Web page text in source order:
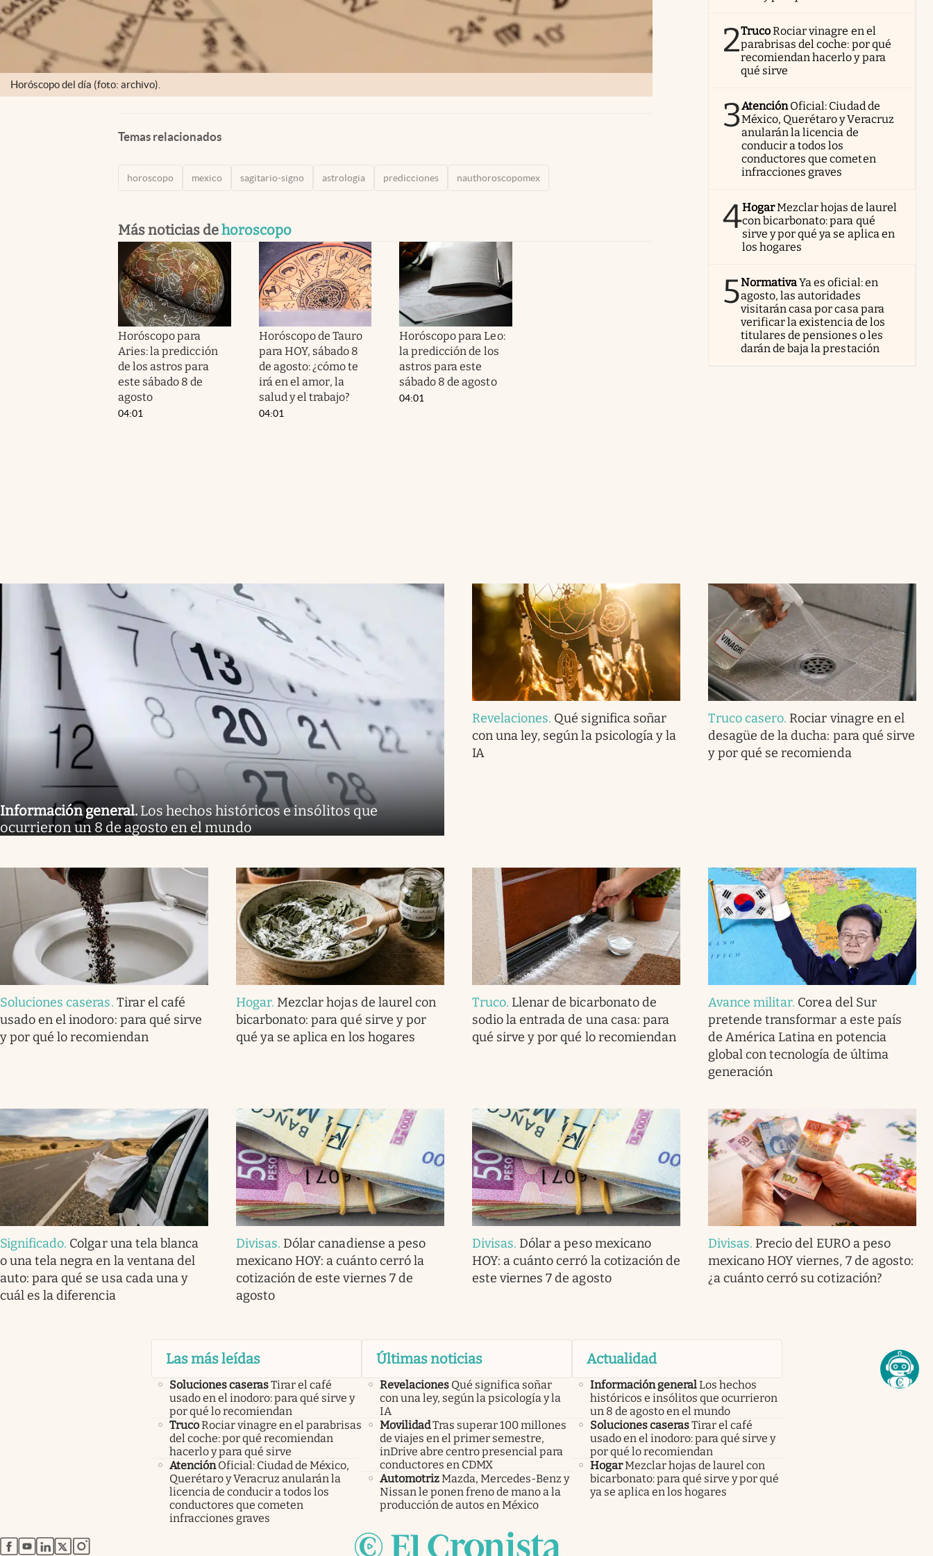
Horóscopo del día (foto: archivo).
Temas relacionados
horoscopo mexico sagitario-signo astrologia predicciones nauthoroscopomex
Más noticias dehoroscopo
Horóscopo para
Aries: la predicción
de los astros para
este sábado 8 de
agosto
04:01
Horóscopo de Tauro
para HOY, sábado 8
de agosto: ¿cómo te
irá en el amor, la
salud y el trabajo?
04:01
Horóscopo para Leo:
la predicción de los
astros para este
sábado 8 de agosto
04:01
2TrucoRociar vinagre en el
parabrisas del coche: por qué
recomiendan hacerlo y para
qué sirve
3AtenciónOficial: Ciudad de
México, Querétaro y Veracruz
anularán la licencia de
conducir a todos los
conductores que cometen
infracciones graves
4HogarMezclar hojas de laurel
con bicarbonato: para qué
sirve y por qué ya se aplica en
los hogares
5NormativaYa es oficial: en
agosto, las autoridades
visitarán casa por casa para
verificar la existencia de los
titulares de pensiones o les
darán de baja la prestación
Información general. Los hechos históricos e insólitos que
ocurrieron un 8 de agosto en el mundo
Revelaciones. Qué significa soñar
con una ley, según la psicología y la
IA
Truco casero. Rociar vinagre en el
desagüe de la ducha: para qué sirve
y por qué se recomienda
Soluciones caseras. Tirar el café
usado en el inodoro: para qué sirve
y por qué lo recomiendan
Hogar. Mezclar hojas de laurel con
bicarbonato: para qué sirve y por
qué ya se aplica en los hogares
Truco. Llenar de bicarbonato de
sodio la entrada de una casa: para
qué sirve y por qué lo recomiendan
Avance militar. Corea del Sur
pretende transformar a este país
de América Latina en potencia
global con tecnología de última
generación
Significado. Colgar una tela blanca
o una tela negra en la ventana del
auto: para qué se usa cada una y
cuál es la diferencia
Divisas. Dólar canadiense a peso
mexicano HOY: a cuánto cerró la
cotización de este viernes 7 de
agosto
Divisas. Dólar a peso mexicano
HOY: a cuánto cerró la cotización de
este viernes 7 de agosto
Divisas. Precio del EURO a peso
mexicano HOY viernes, 7 de agosto:
¿a cuánto cerró su cotización?
Las más leídas
Soluciones caserasTirar el café
usado en el inodoro: para qué sirve y
por qué lo recomiendan
TrucoRociar vinagre en el parabrisas
del coche: por qué recomiendan
hacerlo y para qué sirve
Atención Oficial: Ciudad de México,
Querétaro y Veracruz anularán la
licencia de conducir a todos los
conductores que cometen
infracciones graves
Últimas noticias
Revelaciones Qué significa soñar
con una ley, según la psicología y la
IA
MovilidadTras superar 100 millones
de viajes en el primer semestre,
inDrive abre centro presencial para
conductores en CDMX
AutomotrizMazda, Mercedes-Benz y
Nissan le ponen freno de mano a la
producción de autos en México
Actualidad
Información generalLos hechos
históricos e insólitos que ocurrieron
un 8 de agosto en el mundo
Soluciones caserasTirar el café
usado en el inodoro: para qué sirve y
por qué lo recomiendan
HogarMezclar hojas de laurel con
bicarbonato: para qué sirve y por qué
ya se aplica en los hogares
abre en nueva pestaña
abre en nueva pestaña
abre en nueva pestaña
abre en nueva pestaña
abre en nueva pestaña